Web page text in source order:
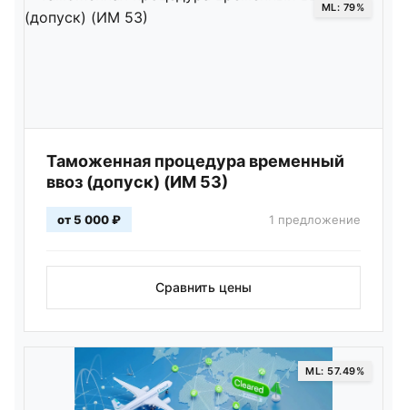
ML: 79%
Таможенная процедура временный
ввоз (допуск) (ИМ 53)
от 5 000 ₽ 1 предложение
Сравнить цены
ML: 57.49%